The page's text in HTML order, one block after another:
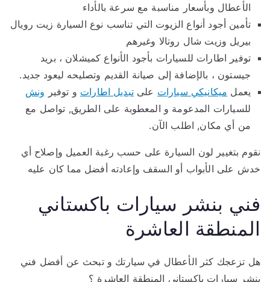
الأعطال وبأسعار مناسبة مع سرعة بالأداء
تأمين أجود أنواع الزيوت التي تناسب نوع السيارة زيت رويال
بيريل وزيت شال روتالا وغيرهم
توفير اطارات للسيارات بأجود الأنواع كميشلان ، بريد
جيستون ، بالإضافة إلى صيانة القديم وتصليحه ليعود جديد.
يعمل ميكانيكي سيارات علىتبديل اطارات و توفير ونش
للسيارات المدعومة و المعطوبة على الطريق, تواصل مع
من أي مكان, اطلب الآن.
نقوم بتغيير لون السيارة على حسب رغبة العميل وإصلاح أي
خدش على الأبواب أو السقف وإعادته أفضل مما كان عليه
فني بنشر سيارات باكستاني
المنطقة العاشرة
هل تزعجك كثر الأعطال في سيارتك و تبحث عن أفضل فني
بنشر سيارات باكستاني المنطقة العاشرة ؟